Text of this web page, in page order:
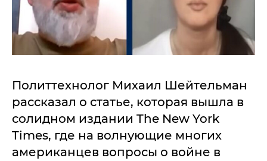
Политтехнолог Михаил Шейтельман
рассказал о статье, которая вышла в
солидном издании The New York
Times, где на волнующие многих
американцев вопросы о войне в